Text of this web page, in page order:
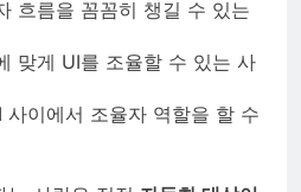
흐름을 꼼꼼히 챙길 수 있는
맞게 UI를 조율할 수 있는 사
사이에서 조율자 역할을 할 수